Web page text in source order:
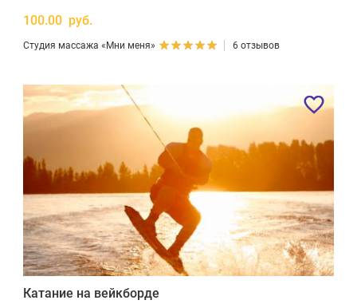
100.00 руб.
Студия массажа «Мни меня» 6 отзывов
Катание на вейкборде